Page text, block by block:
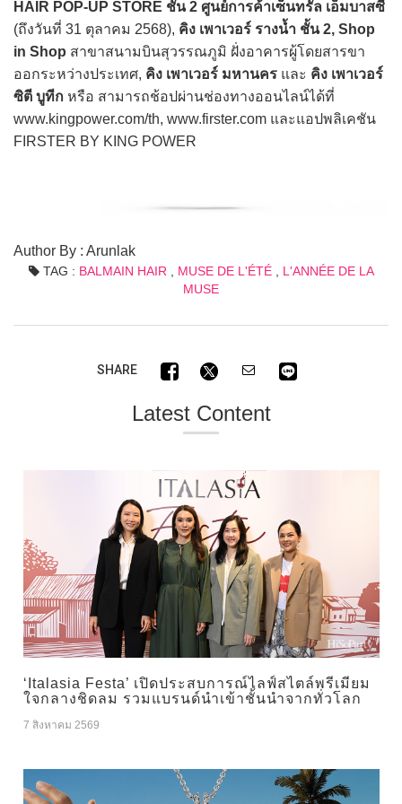
HAIR POP-UP STORE ชั้น 2 ศูนย์การค้าเซ็นทรัล เอ็มบาสซี
(ถึงวันที่ 31 ตุลาคม 2568), คิง เพาเวอร์ รางน้ำ ชั้น 2, Shop
in Shop สาขาสนามบินสุวรรณภูมิ ฝั่งอาคารผู้โดยสารขา
ออกระหว่างประเทศ, คิง เพาเวอร์ มหานคร และ คิง เพาเวอร์
ซิตี บูทีก หรือ สามารถช้อปผ่านช่องทางออนไลน์ได้ที่
www.kingpower.com/th, www.firster.com และแอปพลิเคชัน
FIRSTER BY KING POWER
Author By : Arunlak
TAG : BALMAIN HAIR, MUSE DE L'ÉTÉ, L'ANNÉE DE LA
MUSE
SHARE
Latest Content
‘Italasia Festa’ เปิดประสบการณ์ไลฟ์สไตล์พรีเมียม
ใจกลางชิดลม รวมแบรนด์นำเข้าชั้นนำจากทั่วโลก
7 สิงหาคม 2569